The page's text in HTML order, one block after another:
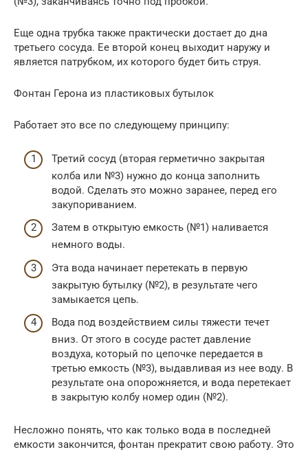
Еще одна трубка также практически достает до дна
третьего сосуда. Ее второй конец выходит наружу и
является патрубком, их которого будет бить струя.
Фонтан Герона из пластиковых бутылок
Работает это все по следующему принципу:
Третий сосуд (вторая герметично закрытая
колба или №3) нужно до конца заполнить
водой. Сделать это можно заранее, перед его
закупориванием.
Затем в открытую емкость (№1) наливается
немного воды.
Эта вода начинает перетекать в первую
закрытую бутылку (№2), в результате чего
замыкается цепь.
Вода под воздействием силы тяжести течет
вниз. От этого в сосуде растет давление
воздуха, который по цепочке передается в
третью емкость (№3), выдавливая из нее воду. В
результате она опорожняется, и вода перетекает
в закрытую колбу номер один (№2).
Несложно понять, что как только вода в последней
емкости закончится, фонтан прекратит свою работу. Это